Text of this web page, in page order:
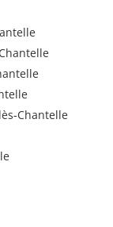
Chantelle